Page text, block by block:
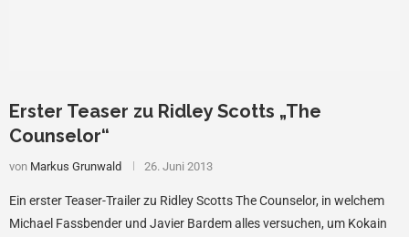
Erster Teaser zu Ridley Scotts „The
Counselor“
von Markus Grunwald 26. Juni 2013
Ein erster Teaser-Trailer zu Ridley Scotts The Counselor, in welchem
Michael Fassbender und Javier Bardem alles versuchen, um Kokain